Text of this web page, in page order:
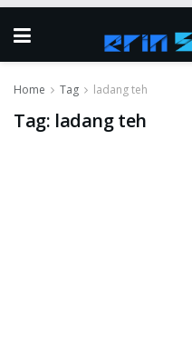
Home Tag ladang teh
Tag: ladang teh